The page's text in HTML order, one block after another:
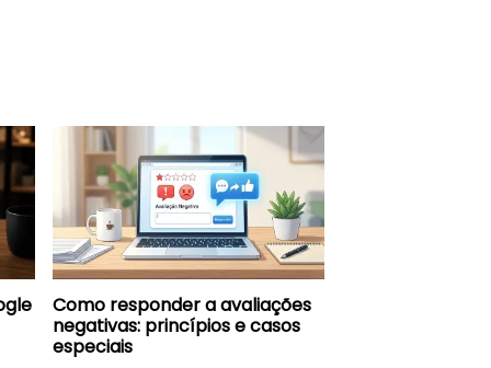
Como responder a avaliações
negativas: princípios e casos
especiais